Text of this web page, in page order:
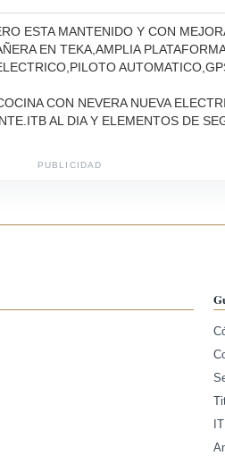
ESTA MANTENIDO Y CON
EN TEKA,AMPLIA
CON NEVERA NUEVA
AL DIA Y ELEMENTOS DE
PUBLICIDAD